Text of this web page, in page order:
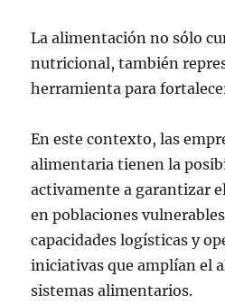
La alimentación no sólo
nutricional, también
herramienta para
En este contexto, las
alimentaria tienen la
activamente a garantizar
en poblaciones
capacidades logísticas y
iniciativas que amplían el
sistemas alimentarios.